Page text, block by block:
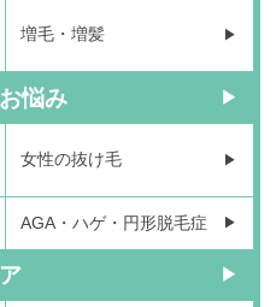
増毛・増髪
悩み
女性の抜け毛
AGA・ハゲ・円形脱毛症